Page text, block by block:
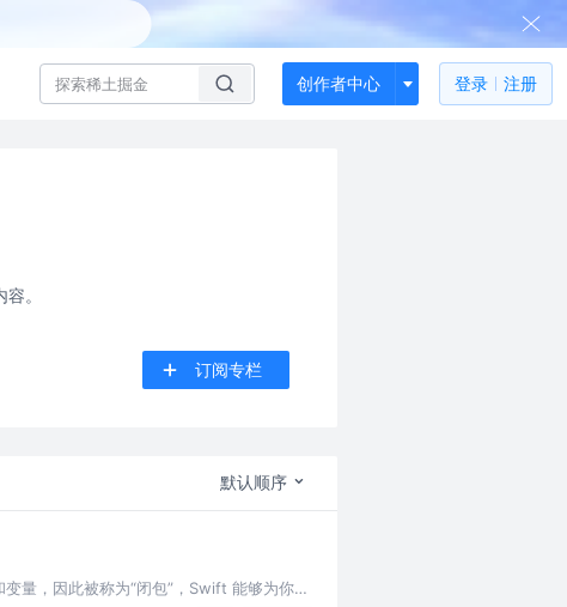
创作者中心 登录 注册
。
订阅专栏
默认顺序
量，因此被称为“闭包”，Swift 能够为你处